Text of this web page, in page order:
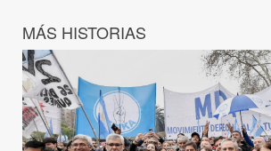
MÁS HISTORIAS